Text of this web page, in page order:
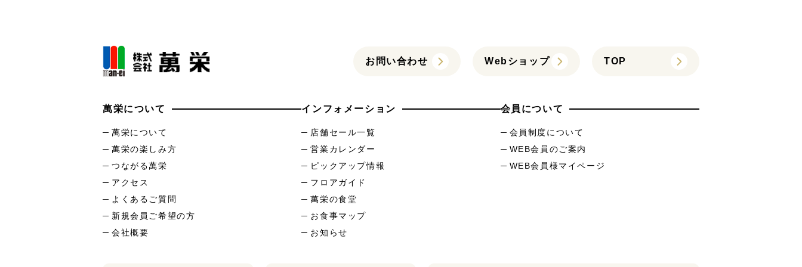
お問い合わせ Webショップ TOP
萬栄について
萬栄について
萬栄の楽しみ方
つながる萬栄
アクセス
よくあるご質問
新規会員ご希望の方
会社概要
インフォメーション
店舗セール一覧
営業カレンダー
ピックアップ情報
フロアガイド
萬栄の食堂
お食事マップ
お知らせ
会員について
会員制度について
WEB会員のご案内
WEB会員様マイページ